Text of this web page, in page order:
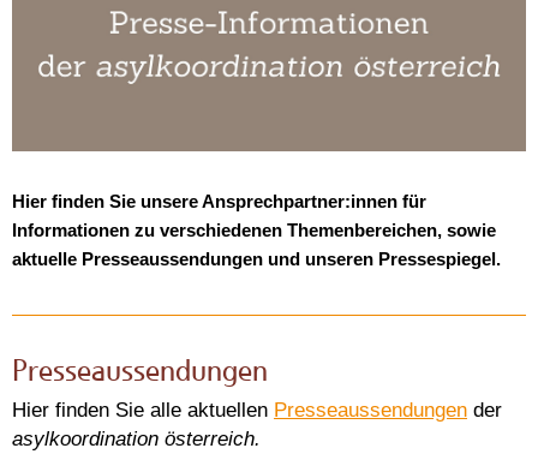
Hier finden Sie unsere Ansprechpartner:innen für
Informationen zu verschiedenen Themenbereichen, sowie
aktuelle Presseaussendungen und unseren Pressespiegel.
Presseaussendungen
Hier finden Sie alle aktuellen Presseaussendungen der
asylkoordination österreich.